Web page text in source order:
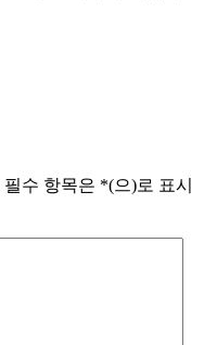
필수 항목은 *(으)로 표시